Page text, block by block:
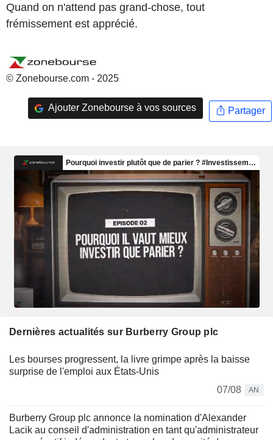
Quand on n'attend pas grand-chose, tout
frémissement est apprécié.
© Zonebourse.com - 2025
Ajouter Zonebourse à vos sources Partager
Dernières actualités sur Burberry Group plc
Les bourses progressent, la livre grimpe après la baisse
surprise de l'emploi aux États-Unis
07/08
AN
Burberry Group plc annonce la nomination d'Alexander
Lacik au conseil d'administration en tant qu'administrateur